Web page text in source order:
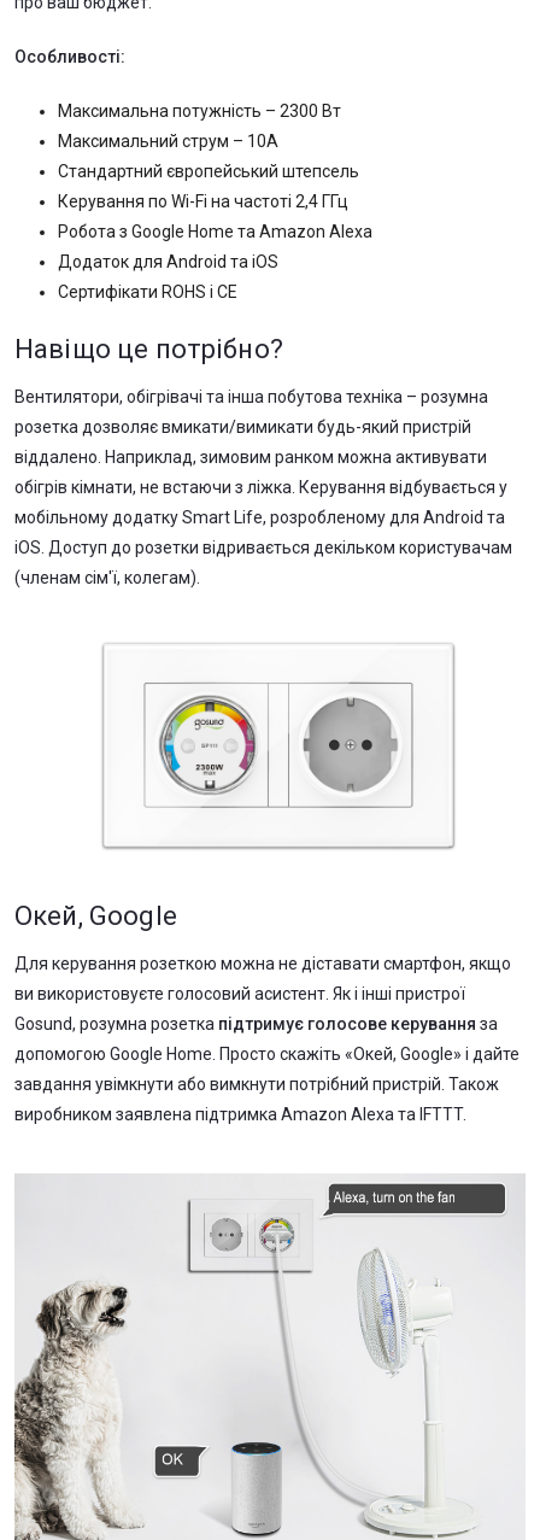
Особливості:
Максимальна потужність – 2300 Вт
Максимальний струм – 10А
Стандартний європейський штепсель
Керування по Wi-Fi на частоті 2,4 ГГц
Робота з Google Home та Amazon Alexa
Додаток для Android та iOS
Сертифікати ROHS і CE
Навіщо це потрібно?
Вентилятори, обігрівачі та інша побутова техніка – розумна
розетка дозволяє вмикати/вимикати будь-який пристрій
віддалено. Наприклад, зимовим ранком можна активувати
обігрів кімнати, не встаючи з ліжка. Керування відбувається у
мобільному додатку Smart Life, розробленому для Android та
iOS. Доступ до розетки відривається декільком користувачам
(членам сім'ї, колегам).
Окей, Google
Для керування розеткою можна не діставати смартфон, якщо
ви використовуєте голосовий асистент. Як і інші пристрої
Gosund, розумна розетка підтримує голосове керування за
допомогою Google Home. Просто скажіть «Окей, Google» і дайте
завдання увімкнути або вимкнути потрібний пристрій. Також
виробником заявлена підтримка Amazon Alexa та IFTTT.